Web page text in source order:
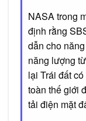
NASA trong
định rằng
dẫn cho
năng lượng
lại Trái đất
toàn thế giới
tải điện mặt